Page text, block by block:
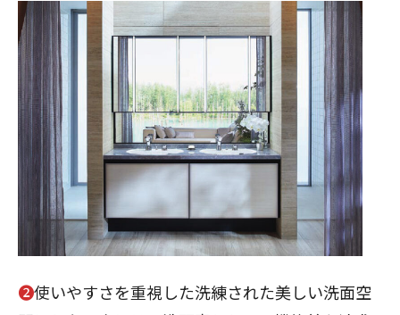
❷使いやすさを重視した洗練された美しい洗面空